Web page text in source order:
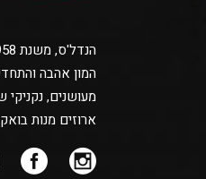
המון אהבה
מעושנים, נקניקי
ארוזים מנות